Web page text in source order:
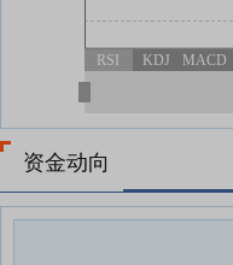
RSI KDJ MACD
资金动向